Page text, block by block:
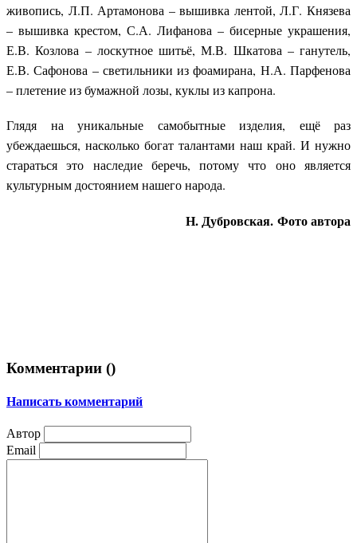
живопись, Л.П. Артамонова – вышивка лентой, Л.Г. Князева
– вышивка крестом, С.А. Лифанова – бисерные украшения,
Е.В. Козлова – лоскутное шитьё, М.В. Шкатова – ганутель,
Е.В. Сафонова – светильники из фоамирана, Н.А. Парфенова
– плетение из бумажной лозы, куклы из капрона.
Глядя на уникальные самобытные изделия, ещё раз
убеждаешься, насколько богат талантами наш край. И нужно
стараться это наследие беречь, потому что оно является
культурным достоянием нашего народа.
Н. Дубровская. Фото автора
Комментарии ()
Написать комментарий
Автор
Email